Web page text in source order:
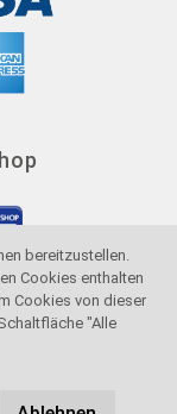
bereitzustellen.
Cookies enthalten
Cookies von dieser
"Alle